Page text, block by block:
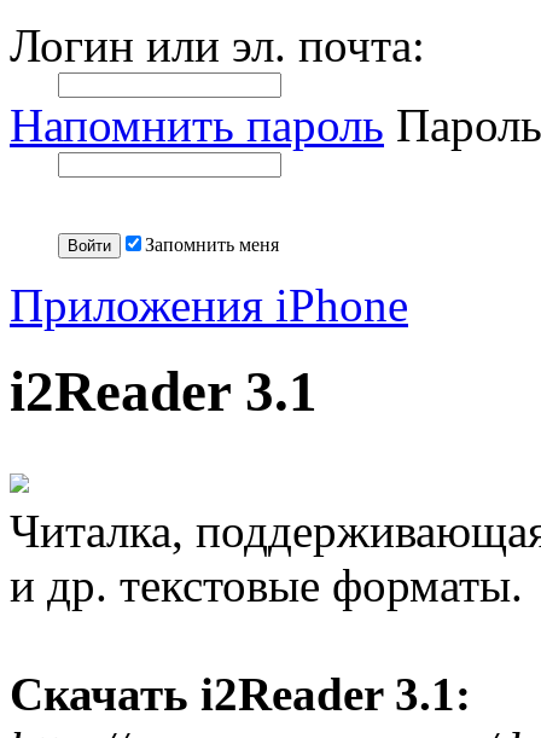
Логин или эл. почта:
Напомнить пароль
Запомнить меня
Приложения iPhone
i2Reader 3.1
Читалка,
и др. текстовые форматы.
Скачать i2Reader 3.1: